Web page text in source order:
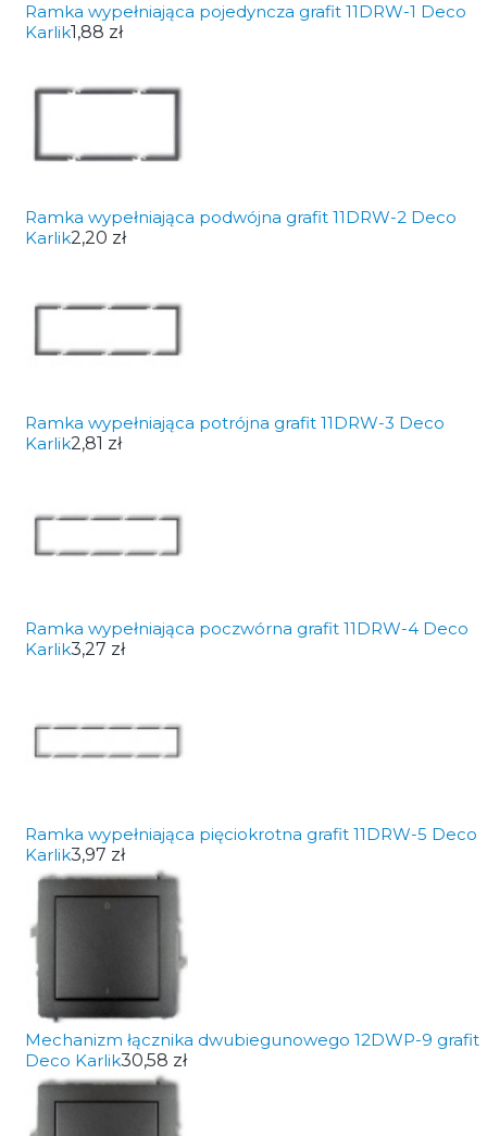
Ramka wypełniająca pojedyncza grafit 11DRW-1 Deco
Karlik1,88 zł
Ramka wypełniająca podwójna grafit 11DRW-2 Deco
Karlik2,20 zł
Ramka wypełniająca potrójna grafit 11DRW-3 Deco
Karlik2,81 zł
Ramka wypełniająca poczwórna grafit 11DRW-4 Deco
Karlik3,27 zł
Ramka wypełniająca pięciokrotna grafit 11DRW-5 Deco
Karlik3,97 zł
Mechanizm łącznika dwubiegunowego 12DWP-9 grafit
Deco Karlik30,58 zł